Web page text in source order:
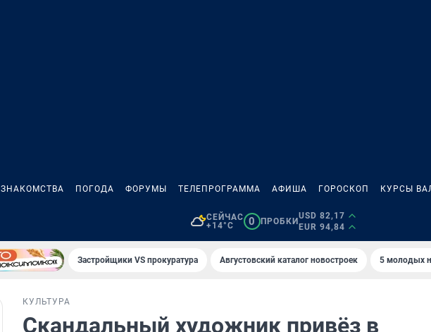
ЗНАКОМСТВА ПОГОДА ФОРУМЫ ТЕЛЕПРОГРАММА АФИША ГОРОСКОП КУРСЫ
СЕЙЧАС
+14°C
0 ПРОБКИ
USD 82,17
EUR 94,84
Застройщики VS прокуратура Августовский каталог новостроек 5 молодых
КУЛЬТУРА
Скандальный художник привёз в